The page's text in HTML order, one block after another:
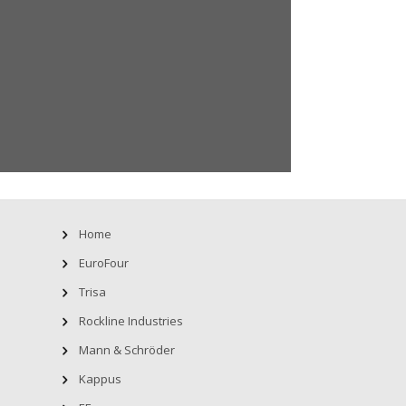
Home
EuroFour
Trisa
Rockline Industries
Mann & Schröder
Kappus